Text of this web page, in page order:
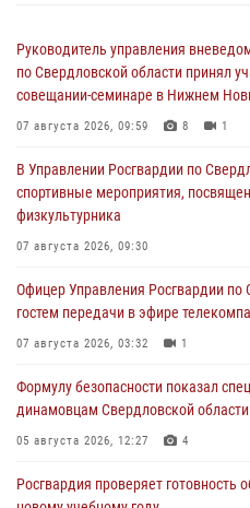
Руководитель управления
по Свердловской области принял
совещании-семинаре в Нижнем
07 августа 2026, 09:59 8 1
В Управлении Росгвардии по
спортивные мероприятия,
физкультурника
07 августа 2026, 09:30
Офицер Управления Росгвардии по
гостем передачи в эфире
07 августа 2026, 03:32 1
Формулу безопасности показал
динамовцам Свердловской области
05 августа 2026, 12:27 4
Росгвардия проверяет готовность